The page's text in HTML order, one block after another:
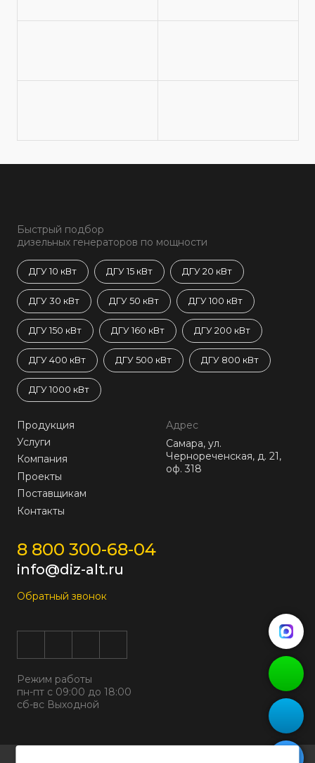
Быстрый подбор
дизельных генераторов по мощности
ДГУ 10 кВт ДГУ 15 кВт ДГУ 20 кВт
ДГУ 30 кВт ДГУ 50 кВт ДГУ 100 кВт
ДГУ 150 кВт ДГУ 160 кВт ДГУ 200 кВт
ДГУ 400 кВт ДГУ 500 кВт ДГУ 800 кВт
ДГУ 1000 кВт
Продукция
Услуги
Компания
Проекты
Поставщикам
Контакты
Адрес
Самара, ул.
Чернореченская, д. 21,
оф. 318
8 800 300-68-04
info@diz-alt.ru
Обратный звонок
Режим работы
пн-пт с 09:00 до 18:00
сб-вс Выходной